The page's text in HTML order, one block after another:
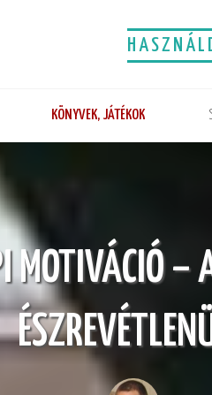
KÖNYVEK, JÁTÉKOK
MOTIVÁCIÓ –